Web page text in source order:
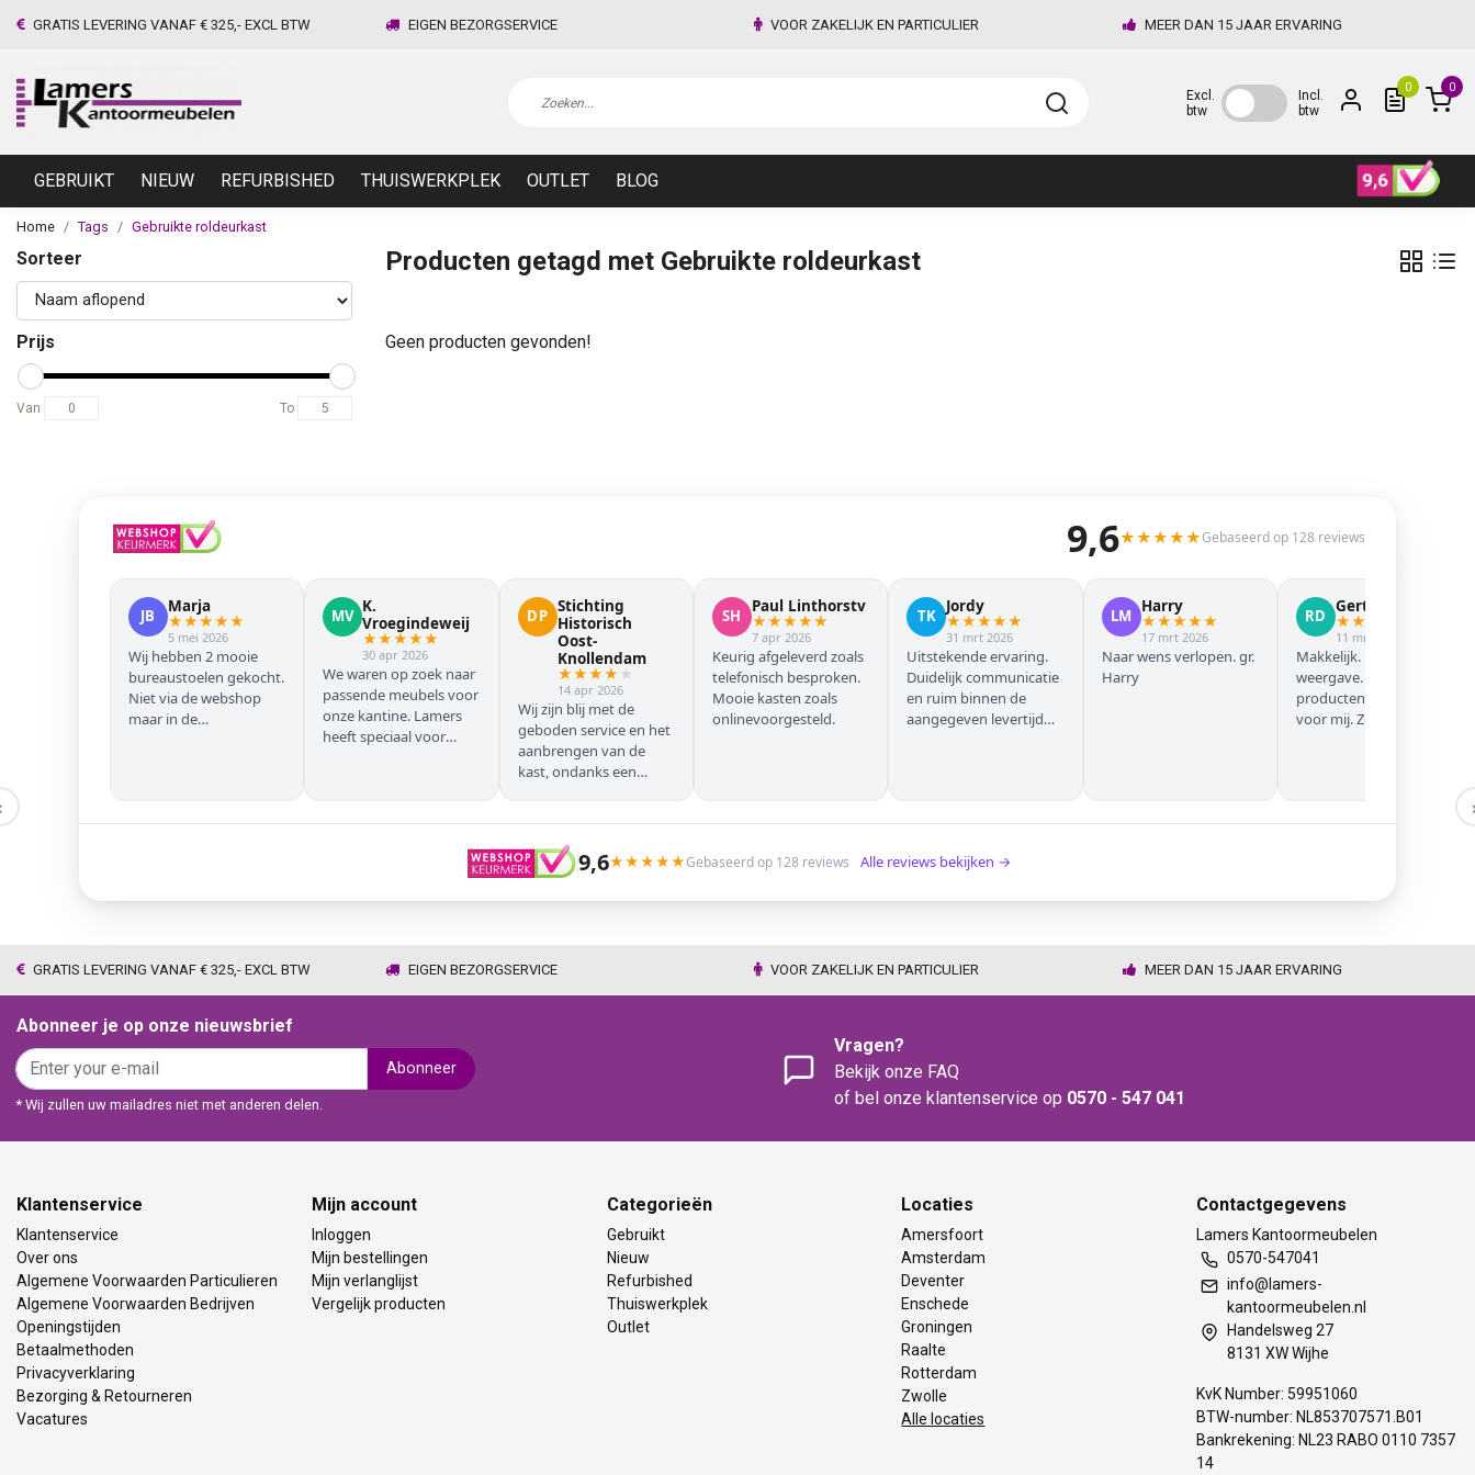
GRATIS LEVERING VANAF € 325,- EXCL BTW EIGEN BEZORGSERVICE VOOR ZAKELIJK EN PARTICULIER MEER DAN 15 JAAR ERVARING
Excl.
btw
Incl.
btw
0 0
GEBRUIKT NIEUW REFURBISHED THUISWERKPLEK OUTLET BLOG
Home Tags Gebruikte roldeurkast
Sorteer
Prijs
Van To
Producten getagd met Gebruikte roldeurkast
Geen producten gevonden!
9,6★★★★★Gebaseerd op 128 reviews
JB
Marja
★★★★★
5 mei 2026
Wij hebben 2 mooie
bureaustoelen gekocht.
Niet via de webshop
maar in de
MV
K.
Vroegindeweij
★★★★★
30 apr 2026
We waren op zoek naar
passende meubels voor
onze kantine. Lamers
heeft speciaal voor
zodat we geen beuken
met eiken door elkaar
DP
Stichting
Historisch
Oost-
Knollendam
★★★★ ★
14 apr 2026
Wij zijn blij met de
geboden service en het
aanbrengen van de
kast, ondanks een
wij dit vooraf gemeld),
maar dat ging zonder
SH
Paul Linthorstv
★★★★★
7 apr 2026
Keurig afgeleverd zoals
telefonisch besproken.
Mooie kasten zoals
onlinevoorgesteld.
TK
Jordy
★★★★★
31 mrt 2026
Uitstekende ervaring.
Duidelijk communicatie
en ruim binnen de
aangegeven levertijd
LM
Harry
★★★★★
17 mrt 2026
Naar wens verlopen. gr.
Harry
RD
Gert Jan
★★
11 mrt 2026
Makkelijk. Mooie
weergave. Goede
producten. Eerste keer
voor mij. Zeker niet de
9,6★★★★★Gebaseerd op 128 reviews Alle reviews bekijken →
GRATIS LEVERING VANAF € 325,- EXCL BTW EIGEN BEZORGSERVICE VOOR ZAKELIJK EN PARTICULIER MEER DAN 15 JAAR ERVARING
Abonneer je op onze nieuwsbrief
Abonneer
* Wij zullen uw mailadres niet met anderen delen.
Vragen?
Bekijk onze FAQ
of bel onze klantenservice op 0570 - 547 041
Klantenservice
Klantenservice
Over ons
Algemene Voorwaarden Particulieren
Algemene Voorwaarden Bedrijven
Openingstijden
Betaalmethoden
Privacyverklaring
Bezorging & Retourneren
Vacatures
Mijn account
Inloggen
Mijn bestellingen
Mijn verlanglijst
Vergelijk producten
Categorieën
Gebruikt
Nieuw
Refurbished
Thuiswerkplek
Outlet
Locaties
Amersfoort
Amsterdam
Deventer
Enschede
Groningen
Raalte
Rotterdam
Zwolle
Alle locaties
Contactgegevens
Lamers Kantoormeubelen
0570-547041
info@lamers-
kantoormeubelen.nl
Handelsweg 27
8131 XW Wijhe
KvK Number: 59951060
BTW-number: NL853707571.B01
Bankrekening: NL23 RABO 0110 7357
14